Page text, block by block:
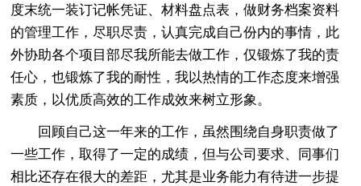
度末统一装订记帐凭证、材料盘点表，做财务档案资料
的管理工作，尽职尽责，认真完成自己份内的事情，此
外协助各个项目部尽我所能去做工作，仅锻炼了我的责
任心，也锻炼了我的耐性，我以热情的工作态度来增强
素质，以优质高效的工作成效来树立形象。
回顾自己这一年来的工作，虽然围绕自身职责做了
一些工作，取得了一定的成绩，但与公司要求、同事们
相比还存在很大的差距，尤其是业务能力有待进一步提